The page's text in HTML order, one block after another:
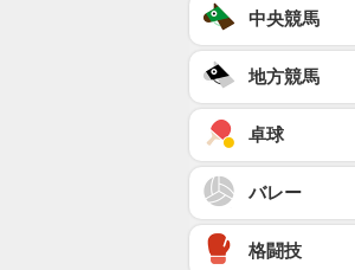
中央競馬
地方競馬
卓球
バレー
格闘技